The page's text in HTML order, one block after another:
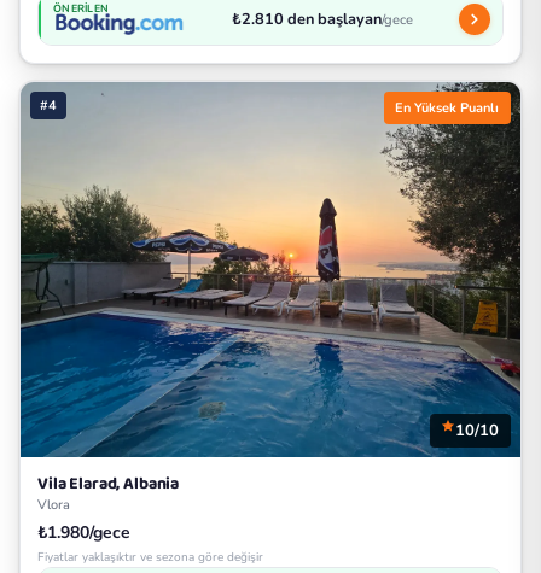
ÖNERILEN ₺2.810 den başlayan/gece
#4 En Yüksek Puanlı
10/10
Vila Elarad, Albania
Vlora
₺1.980/gece
Fiyatlar yaklaşıktır ve sezona göre değişir